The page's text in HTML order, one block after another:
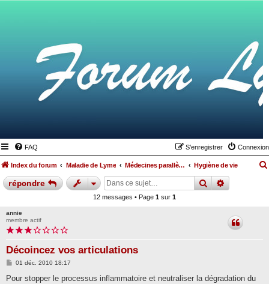
FAQ Connexion
S’enregistrer
Index du forum Maladie de Lyme Médecines parallèles, alimentation et hygiène de vie Hygiène de vie
répondre rechercher
recherche
12 messages • Page 1 sur 1
annie
membre actif
Décoincez vos articulations
M
s
01 déc. 2010 18:17
Pour stopper le processus inflammatoire et neutraliser la dégradation du